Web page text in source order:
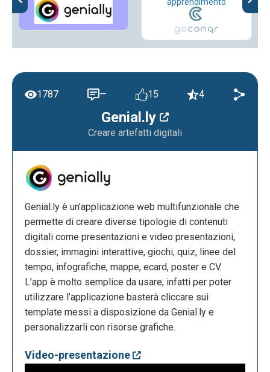
apprendimento
Genial.ly
Creare artefatti digitali
1787 — 15 4
Genial.ly è un’applicazione web multifunzionale che
permette di creare diverse tipologie di contenuti
digitali come presentazioni e video presentazioni,
dossier, immagini interattive, giochi, quiz, linee del
tempo, infografiche, mappe, ecard, poster e CV.
L’app è molto semplice da usare; infatti per poter
utilizzare l’applicazione basterà cliccare sui
template messi a disposizione da Genial.ly e
personalizzarli con risorse grafiche.
Video-presentazione